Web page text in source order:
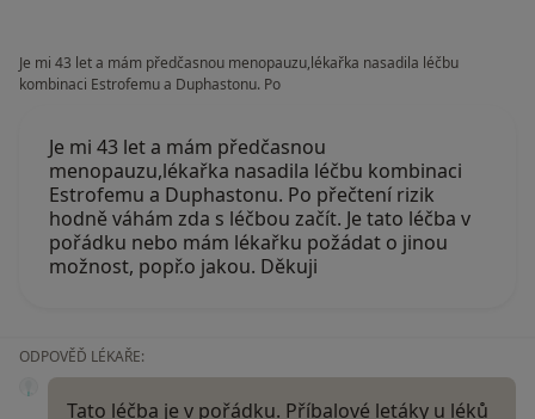
Je mi 43 let a mám předčasnou menopauzu,lékařka nasadila léčbu
kombinaci Estrofemu a Duphastonu. Po
Je mi 43 let a mám předčasnou
menopauzu,lékařka nasadila léčbu kombinaci
Estrofemu a Duphastonu. Po přečtení rizik
hodně váhám zda s léčbou začít. Je tato léčba v
pořádku nebo mám lékařku požádat o jinou
možnost, popř.o jakou. Děkuji
ODPOVĚĎ LÉKAŘE:
Tato léčba je v pořádku. Příbalové letáky u léků